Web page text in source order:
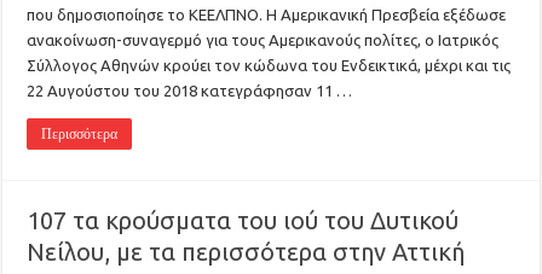
που δημοσιοποίησε το ΚΕΕΛΠΝΟ. Η Αμερικανική Πρεσβεία εξέδωσε
ανακοίνωση-συναγερμό για τους Αμερικανούς πολίτες, ο Ιατρικός
Σύλλογος Αθηνών κρούει τον κώδωνα του Ενδεικτικά, μέχρι και τις
22 Αυγούστου του 2018 κατεγράφησαν 11 …
Περισσότερα
107 τα κρούσματα του ιού του Δυτικού
Νείλου, με τα περισσότερα στην Αττική